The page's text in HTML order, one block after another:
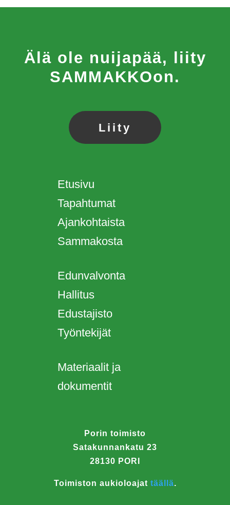
Älä ole nuijapää, liity
SAMMAKKOon.
Liity
Etusivu
Tapahtumat
Ajankohtaista
Sammakosta
Edunvalvonta
Hallitus
Edustajisto
Työntekijät
Materiaalit ja
dokumentit
Porin toimisto
Satakunnankatu 23
28130 PORI
Toimiston aukioloajat täällä.